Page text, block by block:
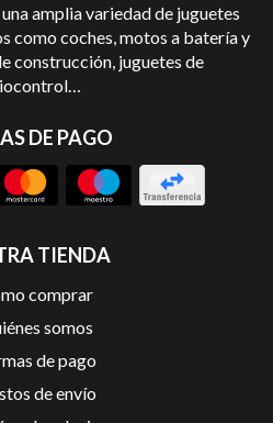
amplia variedad de juguetes
como coches, motos a batería y
construcción, juguetes de
DE PAGO
TIENDA
comprar
somos
de pago
de envío